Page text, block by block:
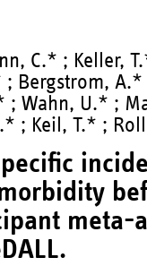
C.* ; Keller,
; Bergstrom,
; Wahn, U.* ;
; Keil, T.* ;
meta-